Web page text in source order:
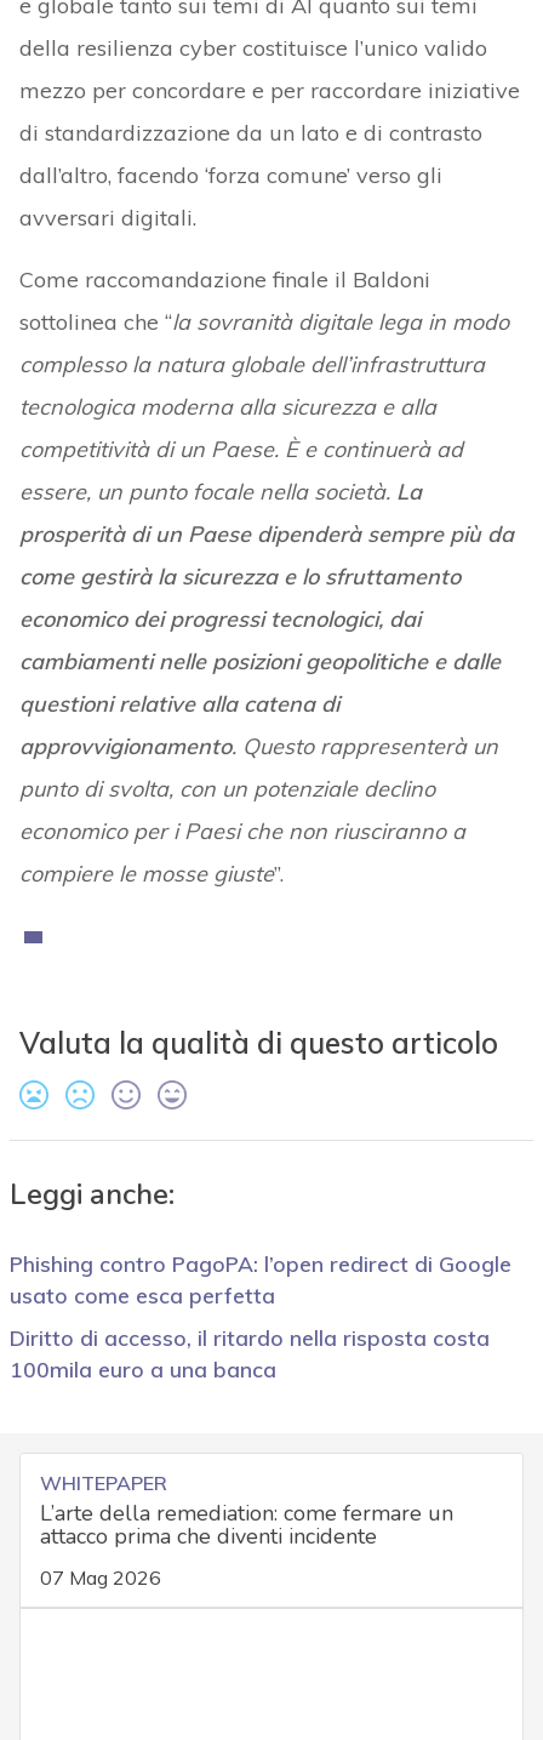
della resilienza cyber costituisce l’unico valido
mezzo per concordare e per raccordare iniziative
di standardizzazione da un lato e di contrasto
dall’altro, facendo ‘forza comune’ verso gli
avversari digitali.
Come raccomandazione finale il Baldoni
sottolinea che “la sovranità digitale lega in modo
complesso la natura globale dell’infrastruttura
tecnologica moderna alla sicurezza e alla
competitività di un Paese. È e continuerà ad
essere, un punto focale nella società. La
prosperità di un Paese dipenderà sempre più da
come gestirà la sicurezza e lo sfruttamento
economico dei progressi tecnologici, dai
cambiamenti nelle posizioni geopolitiche e dalle
questioni relative alla catena di
approvvigionamento. Questo rappresenterà un
punto di svolta, con un potenziale declino
economico per i Paesi che non riusciranno a
compiere le mosse giuste”.
Valuta la qualità di questo articolo
Leggi anche:
Phishing contro PagoPA: l’open redirect di Google
usato come esca perfetta
Diritto di accesso, il ritardo nella risposta costa
100mila euro a una banca
WHITEPAPER
L’arte della remediation: come fermare un
attacco prima che diventi incidente
07 Mag 2026